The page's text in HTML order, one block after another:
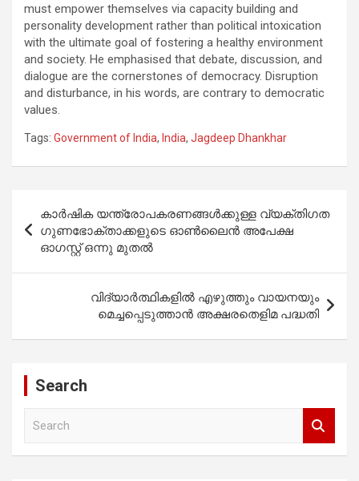
must empower themselves via capacity building and
personality development rather than political intoxication
with the ultimate goal of fostering a healthy environment
and society. He emphasised that debate, discussion, and
dialogue are the cornerstones of democracy. Disruption
and disturbance, in his words, are contrary to democratic
values.
Tags: Government of India, India, Jagdeep Dhankhar
navigation
കാർഷിക യന്ത്രോപകരണങ്ങൾക്കുള്ള വ്യക്തിഗത
ഗുണഭോക്താക്കളുടെ ഓൺലൈൻ അപേക്ഷ
ഓഗസ്റ്റ് ഒന്നു മുതൽ
വിദ്യാർത്ഥികളിൽ എഴുത്തും വായനയും
മെച്ചപ്പെടുത്താന്‍ അക്ഷരതെളിമ പദ്ധതി
Search